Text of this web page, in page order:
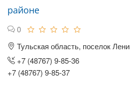
районе
0
Тульская область, поселок
+7 (48767) 9-85-36
+7 (48767) 9-85-37